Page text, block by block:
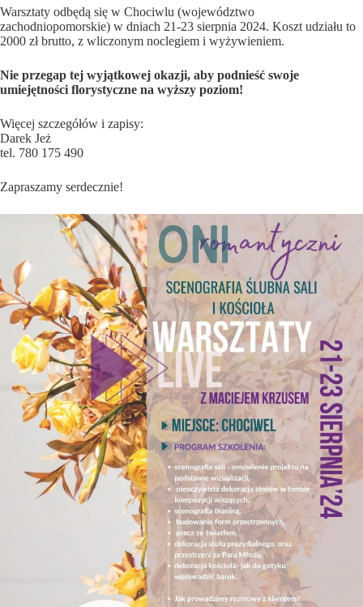
Warsztaty odbędą się w Chociwlu (województwo
zachodniopomorskie) w dniach 21-23 sierpnia 2024. Koszt udziału to
2000 zł brutto, z wliczonym noclegiem i wyżywieniem.
Nie przegap tej wyjątkowej okazji, aby podnieść swoje
umiejętności florystyczne na wyższy poziom!
Więcej szczegółów i zapisy:
Darek Jeż
tel. 780 175 490
Zapraszamy serdecznie!